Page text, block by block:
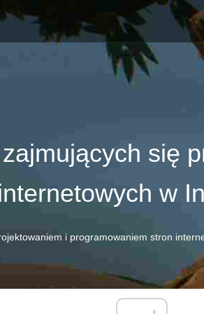
się
w
i programowaniem stron